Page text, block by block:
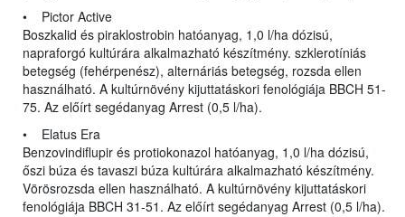
• Pictor Active
Boszkalid és piraklostrobin hatóanyag, 1,0 l/ha dózisú,
napraforgó kultúrára alkalmazható készítmény. szklerotíniás
betegség (fehérpenész), alternáriás betegség, rozsda ellen
használható. A kultúrnövény kijuttatáskori fenológiája BBCH 51-
75. Az előírt segédanyag Arrest (0,5 l/ha).
• Elatus Era
Benzovindiflupir és protiokonazol hatóanyag, 1,0 l/ha dózisú,
őszi búza és tavaszi búza kultúrára alkalmazható készítmény.
Vörösrozsda ellen használható. A kultúrnövény kijuttatáskori
fenológiája BBCH 31-51. Az előírt segédanyag Arrest (0,5 l/ha).